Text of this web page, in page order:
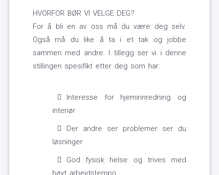
HVORFOR BØR VI VELGE DEG?
For å bli en av oss må du være deg selv.
Også må du like å ta i et tak og jobbe
sammen med andre. I tillegg ser vi i denne
stillingen spesifikt etter deg som har:
Interesse for hjeminnredning og
interiør
Der andre ser problemer ser du
løsninger
God fysisk helse og trives med
høyt arbeidstempo